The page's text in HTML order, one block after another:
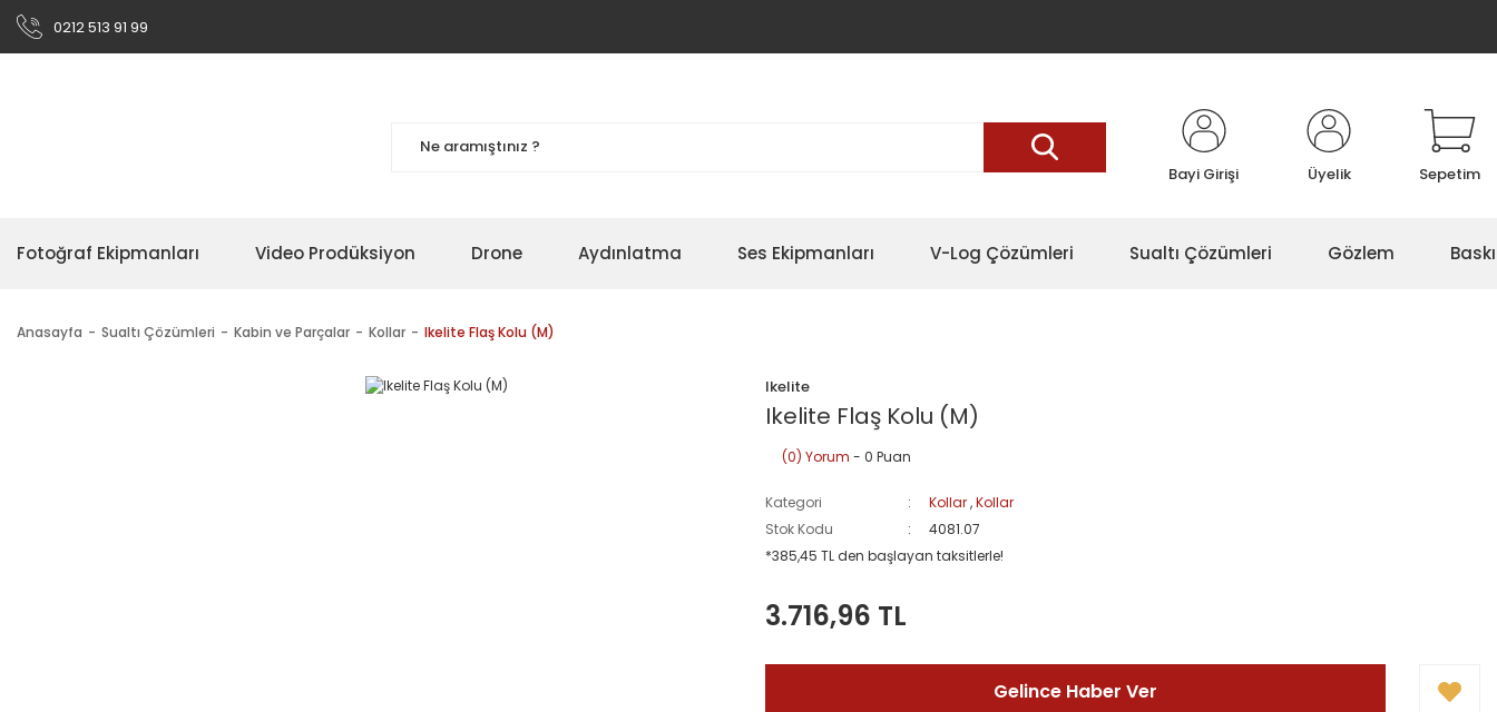
0212 513 91 99
Bayi Girişi Üyelik Sepetim
Fotoğraf Ekipmanları Video Prodüksiyon Drone Aydınlatma Ses Ekipmanları V-Log Çözümleri Sualtı Çözümleri Gözlem
Anasayfa Sualtı Çözümleri Kabin ve Parçalar Kollar Ikelite Flaş Kolu (M)
Ikelite
Ikelite Flaş Kolu (M)
(0) Yorum - 0 Puan
Kategori Kollar,Kollar
Stok Kodu
4081.07
*385,45 TL den başlayan taksitlerle!
3.716,96 TL
Gelince Haber Ver